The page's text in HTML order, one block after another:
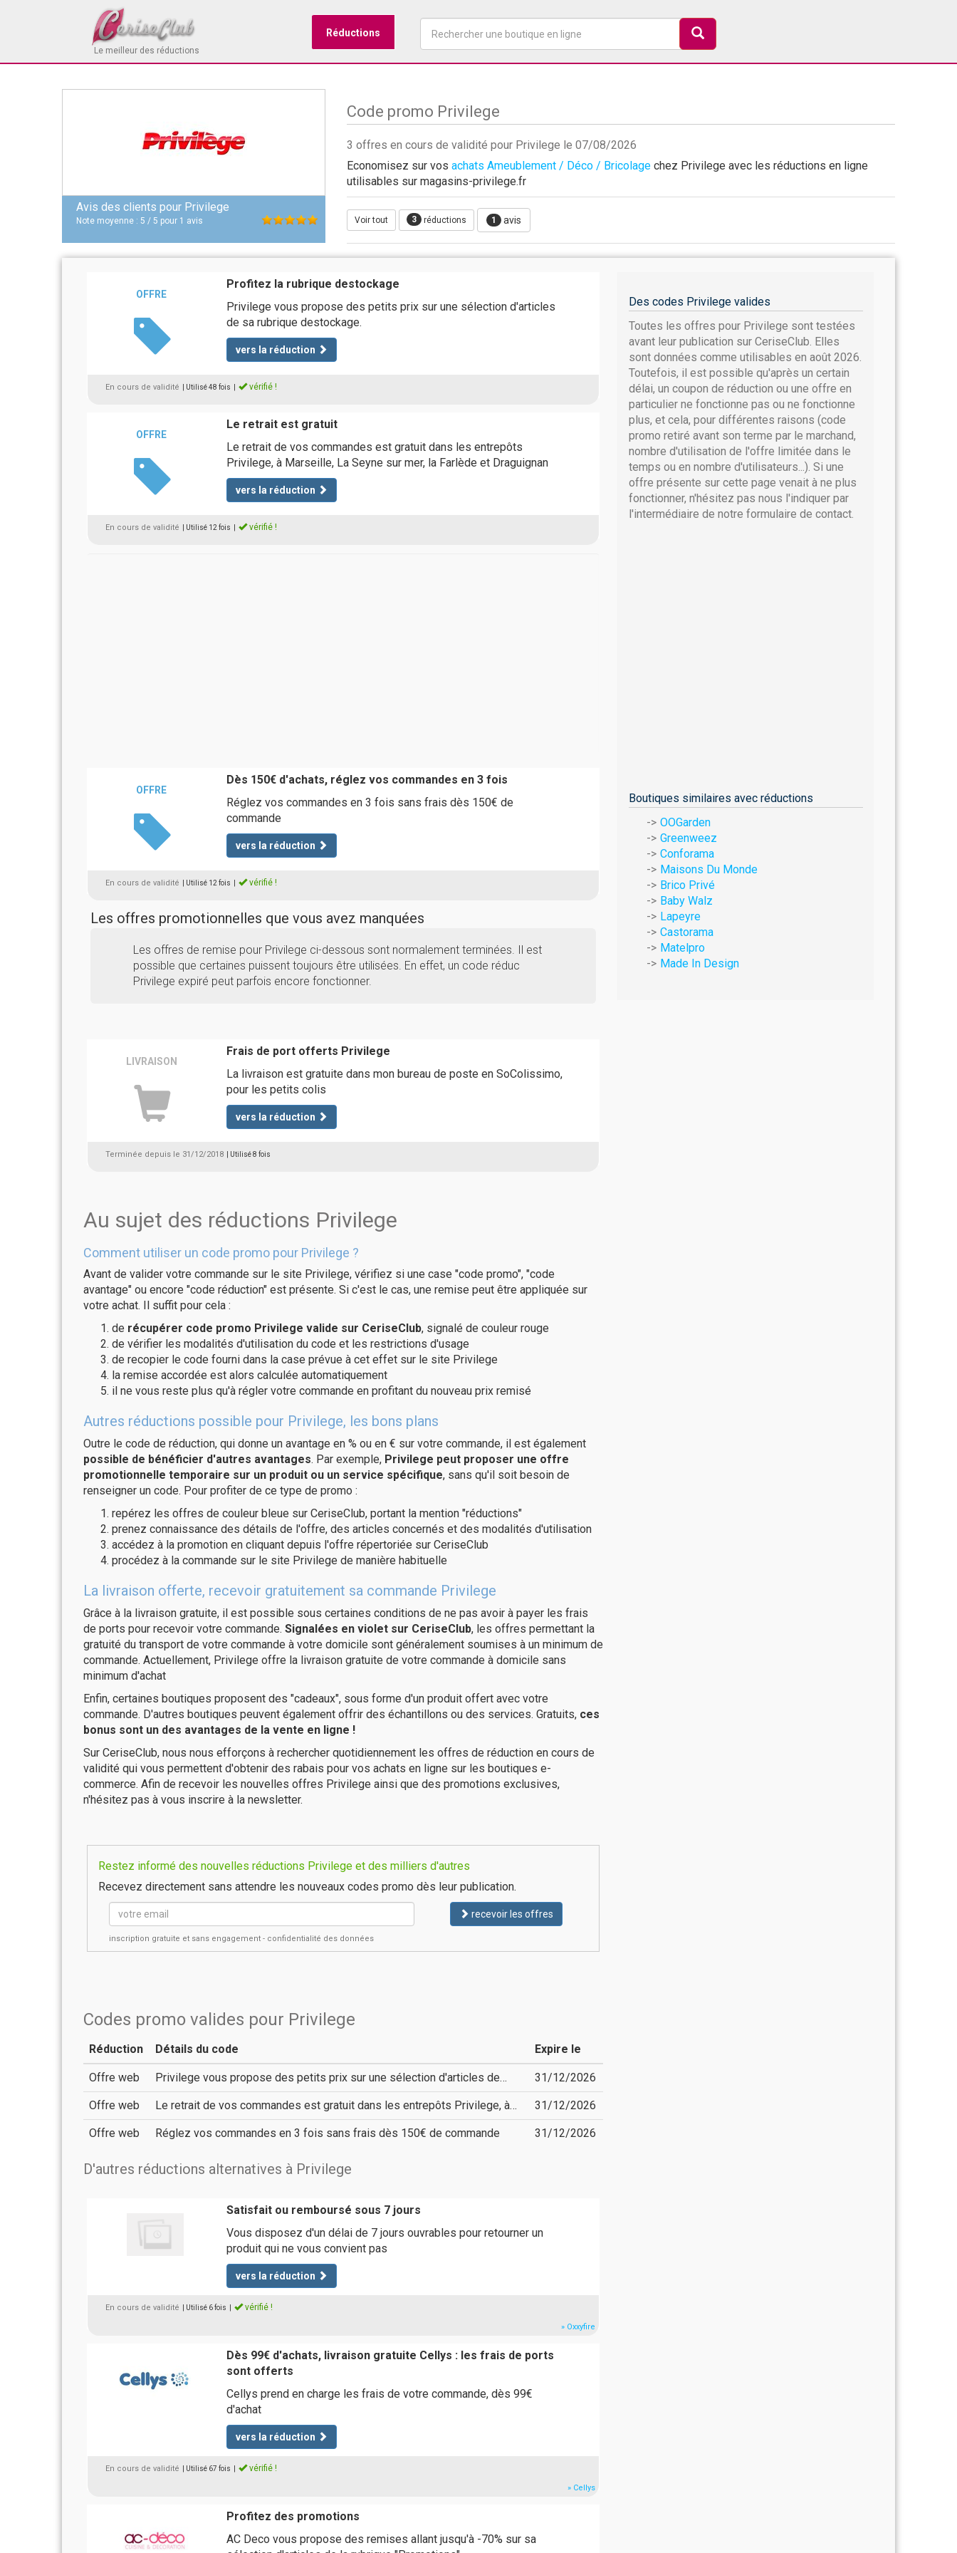
Le meilleur des réductions
Réductions
Avis des clients pour Privilege
Note moyenne : 5 / 5 pour 1 avis
Code promo Privilege
3 offres en cours de validité pour Privilege le 07/08/2026
Economisez sur vos achats Ameublement / Déco / Bricolage chez Privilege avec les réductions en ligne
utilisables sur magasins-privilege.fr
Voir tout 3 réductions 1 avis
OFFRE
Profitez la rubrique destockage
Privilege vous propose des petits prix sur une sélection d'articles
de sa rubrique destockage.
vers la réduction
En cours de validité | Utilisé 48 fois vérifié !
OFFRE
Le retrait est gratuit
Le retrait de vos commandes est gratuit dans les entrepôts
Privilege, à Marseille, La Seyne sur mer, la Farlède et Draguignan
vers la réduction
En cours de validité | Utilisé 12 fois vérifié !
OFFRE
Dès 150€ d'achats, réglez vos commandes en 3 fois
Réglez vos commandes en 3 fois sans frais dès 150€ de
commande
vers la réduction
En cours de validité | Utilisé 12 fois vérifié !
Les offres promotionnelles que vous avez manquées
Les offres de remise pour Privilege ci-dessous sont normalement terminées. Il est
possible que certaines puissent toujours être utilisées. En effet, un code réduc
Privilege expiré peut parfois encore fonctionner.
LIVRAISON
Frais de port offerts Privilege
La livraison est gratuite dans mon bureau de poste en SoColissimo,
pour les petits colis
vers la réduction
Terminée depuis le 31/12/2018 | Utilisé 8 fois
Au sujet des réductions Privilege
Comment utiliser un code promo pour Privilege ?
Avant de valider votre commande sur le site Privilege, vérifiez si une case "code promo", "code
avantage" ou encore "code réduction" est présente. Si c'est le cas, une remise peut être appliquée sur
votre achat. Il suffit pour cela :
de récupérer code promo Privilege valide sur CeriseClub, signalé de couleur rouge
de vérifier les modalités d'utilisation du code et les restrictions d'usage
de recopier le code fourni dans la case prévue à cet effet sur le site Privilege
la remise accordée est alors calculée automatiquement
il ne vous reste plus qu'à régler votre commande en profitant du nouveau prix remisé
Autres réductions possible pour Privilege, les bons plans
Outre le code de réduction, qui donne un avantage en % ou en € sur votre commande, il est également
possible de bénéficier d'autres avantages. Par exemple, Privilege peut proposer une offre
promotionnelle temporaire sur un produit ou un service spécifique, sans qu'il soit besoin de
renseigner un code. Pour profiter de ce type de promo :
repérez les offres de couleur bleue sur CeriseClub, portant la mention "réductions"
prenez connaissance des détails de l'offre, des articles concernés et des modalités d'utilisation
accédez à la promotion en cliquant depuis l'offre répertoriée sur CeriseClub
procédez à la commande sur le site Privilege de manière habituelle
La livraison offerte, recevoir gratuitement sa commande Privilege
Grâce à la livraison gratuite, il est possible sous certaines conditions de ne pas avoir à payer les frais
de ports pour recevoir votre commande. Signalées en violet sur CeriseClub, les offres permettant la
gratuité du transport de votre commande à votre domicile sont généralement soumises à un minimum de
commande. Actuellement, Privilege offre la livraison gratuite de votre commande à domicile sans
minimum d'achat
Enfin, certaines boutiques proposent des "cadeaux", sous forme d'un produit offert avec votre
commande. D'autres boutiques peuvent également offrir des échantillons ou des services. Gratuits, ces
bonus sont un des avantages de la vente en ligne !
Sur CeriseClub, nous nous efforçons à rechercher quotidiennement les offres de réduction en cours de
validité qui vous permettent d'obtenir des rabais pour vos achats en ligne sur les boutiques e-
commerce. Afin de recevoir les nouvelles offres Privilege ainsi que des promotions exclusives,
n'hésitez pas à vous inscrire à la newsletter.
Restez informé des nouvelles réductions Privilege et des milliers d'autres
Recevez directement sans attendre les nouveaux codes promo dès leur publication.
recevoir les offres
inscription gratuite et sans engagement - confidentialité des données
Codes promo valides pour Privilege
Réduction Détails du code Expire le
Offre web Privilege vous propose des petits prix sur une sélection d'articles de… 31/12/2026
Offre web Le retrait de vos commandes est gratuit dans les entrepôts Privilege, à… 31/12/2026
Offre web Réglez vos commandes en 3 fois sans frais dès 150€ de commande 31/12/2026
D'autres réductions alternatives à Privilege
Satisfait ou remboursé sous 7 jours
Vous disposez d'un délai de 7 jours ouvrables pour retourner un
produit qui ne vous convient pas
vers la réduction
En cours de validité | Utilisé 6 fois vérifié !
» Oxxyfire
Dès 99€ d'achats, livraison gratuite Cellys : les frais de ports
sont offerts
Cellys prend en charge les frais de votre commande, dès 99€
d'achat
vers la réduction
En cours de validité | Utilisé 67 fois vérifié !
» Cellys
Profitez des promotions
AC Deco vous propose des remises allant jusqu'à -70% sur sa
Des codes Privilege valides
Toutes les offres pour Privilege sont testées
avant leur publication sur CeriseClub. Elles
sont données comme utilisables en août 2026.
Toutefois, il est possible qu'après un certain
délai, un coupon de réduction ou une offre en
particulier ne fonctionne pas ou ne fonctionne
plus, et cela, pour différentes raisons (code
promo retiré avant son terme par le marchand,
nombre d'utilisation de l'offre limitée dans le
temps ou en nombre d'utilisateurs...). Si une
offre présente sur cette page venait à ne plus
fonctionner, n'hésitez pas nous l'indiquer par
l'intermédiaire de notre formulaire de contact.
Boutiques similaires avec réductions
OOGarden
Greenweez
Conforama
Maisons Du Monde
Brico Privé
Baby Walz
Lapeyre
Castorama
Matelpro
Made In Design